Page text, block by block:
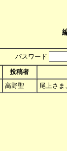
パスワード
投稿者
高野聖 尾上さま